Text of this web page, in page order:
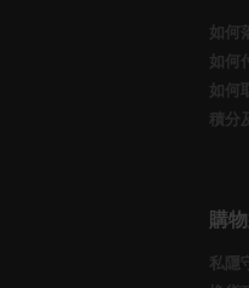
如何
如何
如何
積分
購
私隱